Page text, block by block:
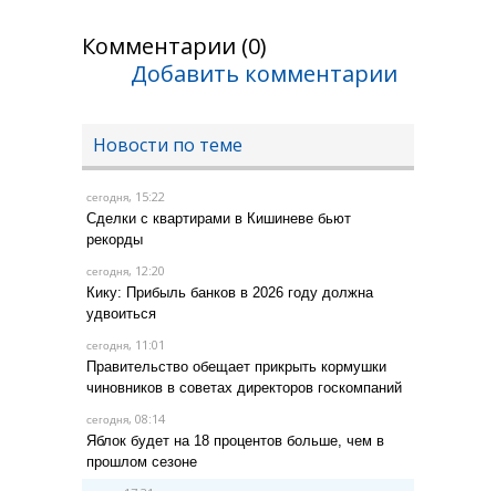
Комментарии (0)
Добавить комментарии
Новости по теме
сегодня, 15:22
Сделки с квартирами в Кишиневе бьют
рекорды
сегодня, 12:20
Кику: Прибыль банков в 2026 году должна
удвоиться
сегодня, 11:01
Правительство обещает прикрыть кормушки
чиновников в советах директоров госкомпаний
сегодня, 08:14
Яблок будет на 18 процентов больше, чем в
прошлом сезоне